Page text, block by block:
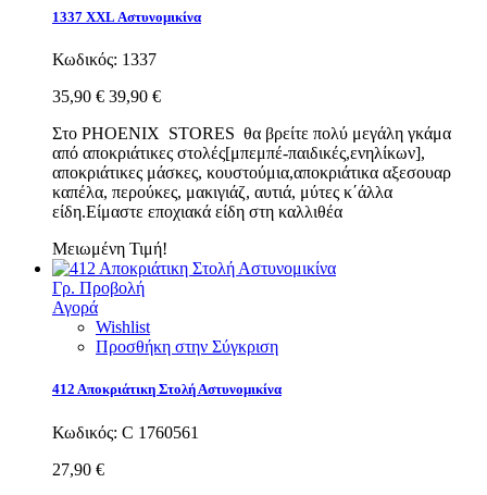
1337 XXL Αστυνομικίνα
Κωδικός: 1337
35,90 € 39,90 €
Στο PHOENIX STORES θα βρείτε πολύ μεγάλη γκάμα
από αποκριάτικες στολές[μπεμπέ-παιδικές,ενηλίκων],
αποκριάτικες μάσκες, κουστούμια,αποκριάτικα αξεσουαρ
καπέλα, περούκες, μακιγιάζ, αυτιά, μύτες κ΄άλλα
είδη.Eίμαστε εποχιακά είδη στη καλλιθέα
Μειωμένη Τιμή!
Γρ. Προβολή
Αγορά
Wishlist
Προσθήκη στην Σύγκριση
412 Αποκριάτικη Στολή Αστυνομικίνα
Κωδικός: C 1760561
27,90 €